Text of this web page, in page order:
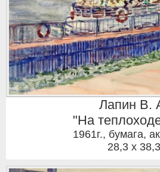
Лапин В.
"На
1961г., бумага,
28,3 x 38,3